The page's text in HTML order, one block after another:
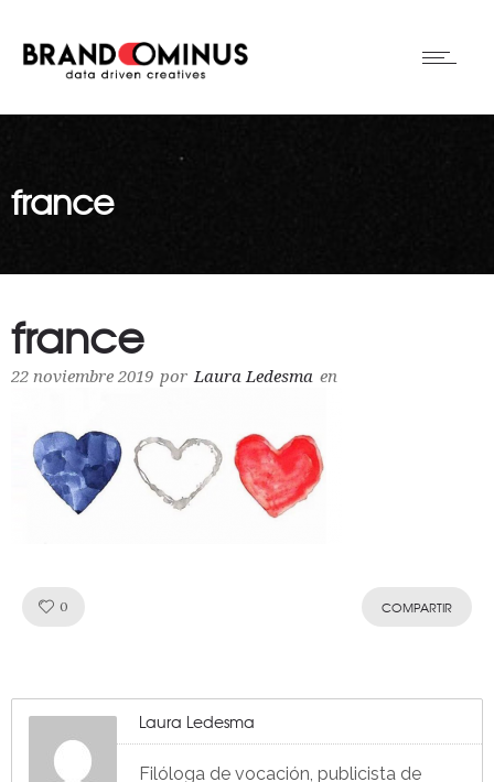
france
france
22 noviembre 2019 por Laura Ledesma en
0 COMPARTIR
Laura Ledesma
Filóloga de vocación, publicista de